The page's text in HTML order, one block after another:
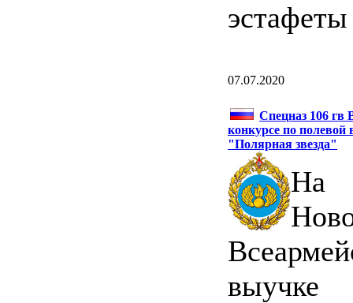
07.07.2020
Спецназ 106
конкурсе по полевой
"Полярная звезда"
На